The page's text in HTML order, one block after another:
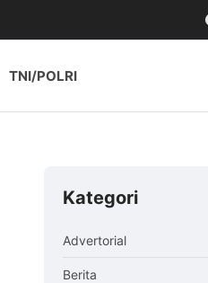
TNI/POLRI
Kategori
Advertorial
Berita